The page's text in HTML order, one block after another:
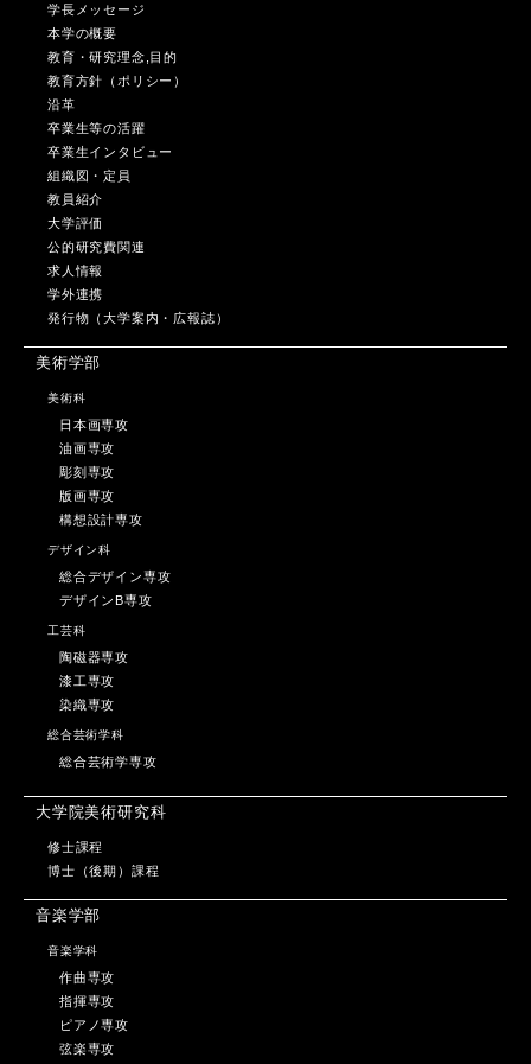
学長メッセージ
本学の概要
教育・研究理念,目的
教育方針（ポリシー）
沿革
卒業生等の活躍
卒業生インタビュー
組織図・定員
教員紹介
大学評価
公的研究費関連
求人情報
学外連携
発行物（大学案内・広報誌）
美術学部
美術科
日本画専攻
油画専攻
彫刻専攻
版画専攻
構想設計専攻
デザイン科
総合デザイン専攻
デザインB専攻
工芸科
陶磁器専攻
漆工専攻
染織専攻
総合芸術学科
総合芸術学専攻
大学院美術研究科
修士課程
博士（後期）課程
音楽学部
音楽学科
作曲専攻
指揮専攻
ピアノ専攻
弦楽専攻